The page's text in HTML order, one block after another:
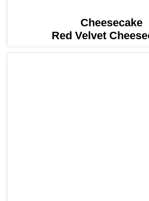
Cheesecake
Red Velvet